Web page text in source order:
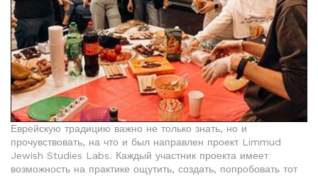
Еврейскую традицию важно не только знать, но и
прочувствовать, на что и был направлен проект Limmud
Jewish Studies Labs. Каждый участник проекта имеет
возможность на практике ощутить, создать, попробовать тот